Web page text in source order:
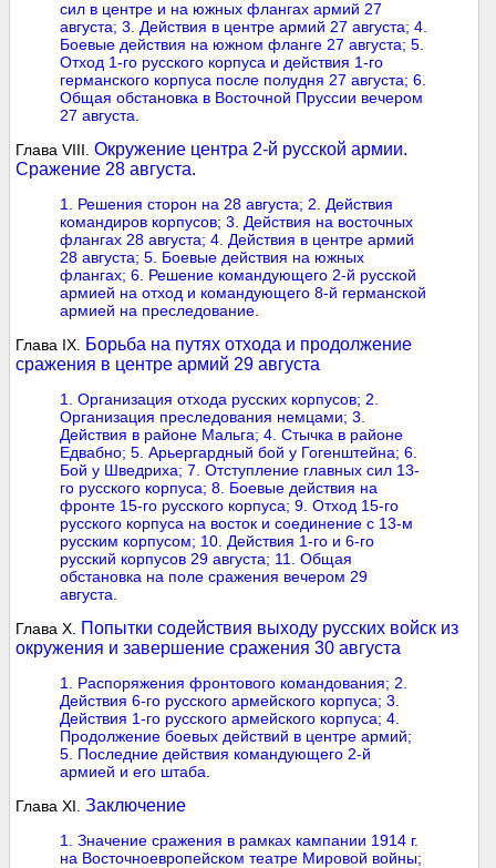
сил в центре и на южных флангах армий 27
августа; 3. Действия в центре армий 27 августа; 4.
Боевые действия на южном фланге 27 августа; 5.
Отход 1-го русского корпуса и действия 1-го
германского корпуса после полудня 27 августа; 6.
Общая обстановка в Восточной Пруссии вечером
27 августа
Глава VIII.Окружение центра 2-й русской армии.
Сражение 28 августа.
1. Решения сторон на 28 августа; 2. Действия
командиров корпусов; 3. Действия на восточных
флангах 28 августа; 4. Действия в центре армий
28 августа; 5. Боевые действия на южных
флангах; 6. Решение командующего 2-й русской
армией на отход и командующего 8-й германской
армией на преследование
Глава IX.
Борьба на путях отхода и продолжение
сражения в центре армий 29 августа
1. Организация отхода русских корпусов; 2.
Организация преследования немцами; 3.
Действия в районе Мальга; 4. Стычка в районе
Едвабно; 5. Арьергардный бой у Гогенштейна; 6.
Бой у Шведриха; 7. Отступление главных сил 13-
го русского корпуса; 8. Боевые действия на
фронте 15-го русского корпуса; 9. Отход 15-го
русского корпуса на восток и соединение с 13-м
русским корпусом; 10. Действия 1-го и 6-го
русский корпусов 29 августа; 11. Общая
обстановка на поле сражения вечером 29
августа
Глава X.
Попытки содействия выходу русских войск из
окружения и завершение сражения 30 августа
1. Распоряжения фронтового командования; 2.
Действия 6-го русского армейского корпуса; 3.
Действия 1-го русского армейского корпуса; 4.
Продолжение боевых действий в центре армий;
5. Последние действия командующего 2-й
армией и его штаба
Глава XI.Заключение
1. Значение сражения в рамках кампании 1914 г.
на Восточноевропейском театре Мировой войны;